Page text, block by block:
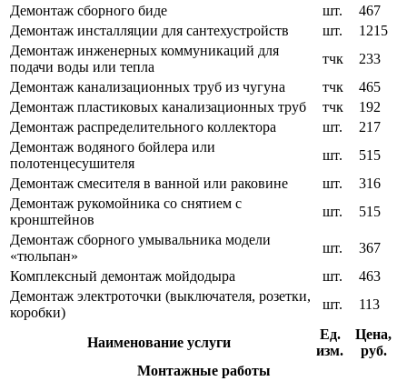
Демонтаж сборного биде
шт.
467
Демонтаж инсталляции для сантехустройств
шт.
1215
Демонтаж инженерных коммуникаций для
подачи воды или тепла
тчк
233
Демонтаж канализационных труб из чугуна
тчк
465
Демонтаж пластиковых канализационных труб
тчк
192
Демонтаж распределительного коллектора
шт.
217
Демонтаж водяного бойлера или
полотенцесушителя
шт.
515
Демонтаж смесителя в ванной или раковине
шт.
316
Демонтаж рукомойника со снятием с
кронштейнов
шт.
515
Демонтаж сборного умывальника модели
«тюльпан»
шт.
367
Комплексный демонтаж мойдодыра
шт.
463
Демонтаж электроточки (выключателя, розетки,
коробки)
шт. 113
Наименование услуги
Ед.
изм.
Цена,
руб.
Монтажные работы